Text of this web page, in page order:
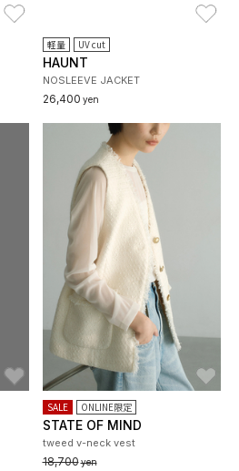
軽量 UV cut
HAUNT
NOSLEEVE JACKET
26,400 yen
お気に入り
SALE ONLINE限定
STATE OF MIND
tweed v-neck vest
18,700yen